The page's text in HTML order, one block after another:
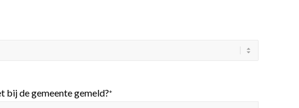
bij de gemeente gemeld?*